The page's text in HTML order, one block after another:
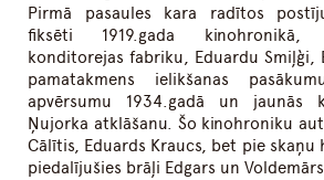
Pirmā pasaules kara radītos
fiksēti 1919.gada kinohronikā,
konditorejas fabriku, Eduardu Smiļģi,
pamatakmens ielikšanas
apvērsumu 1934.gadā un jaunās
Ņujorka atklāšanu. Šo kinohroniku
Cālītis, Eduards Kraucs, bet pie skaņu
piedalījušies brāļi Edgars un